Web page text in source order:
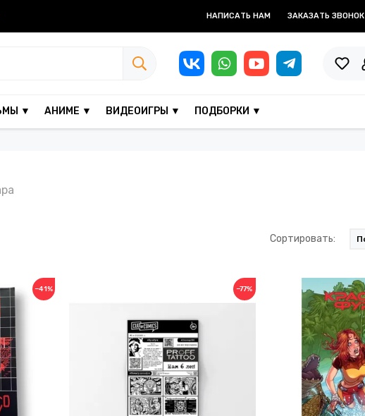
НАПИСАТЬ НАМ ЗАКАЗАТЬ ЗВОНОК
▼ АНИМЕ ▼ ВИДЕОИГРЫ ▼ ПОДБОРКИ ▼
Сортировать:
−41% −77%